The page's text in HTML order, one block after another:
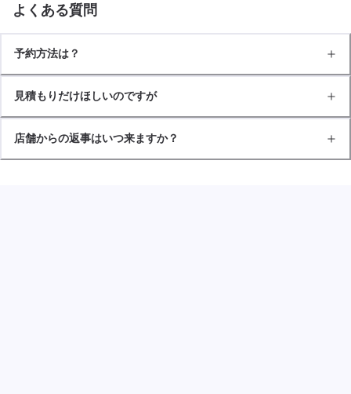
よくある質問
予約方法は？
見積もりだけほしいのですが
店舗からの返事はいつ来ますか？